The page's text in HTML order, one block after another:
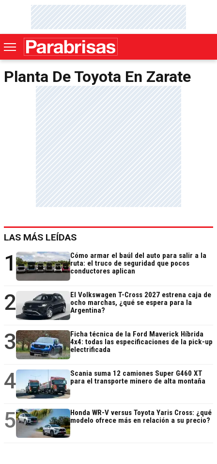
Planta De Toyota En Zarate
LAS MÁS LEÍDAS
1
Cómo armar el baúl del auto para salir a la
ruta: el truco de seguridad que pocos
conductores aplican
2
El Volkswagen T-Cross 2027 estrena caja de
ocho marchas, ¿qué se espera para la
Argentina?
3
Ficha técnica de la Ford Maverick Híbrida
4x4: todas las especificaciones de la pick-up
electrificada
4
Scania suma 12 camiones Super G460 XT
para el transporte minero de alta montaña
5
Honda WR-V versus Toyota Yaris Cross: ¿qué
modelo ofrece más en relación a su precio?